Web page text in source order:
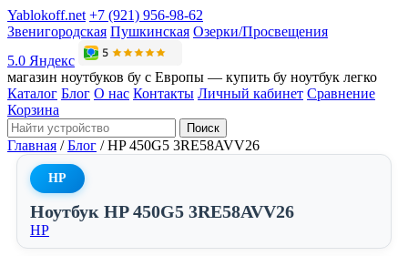
Yablokoff.net +7 (921) 956-98-62
Звенигородская Пушкинская Озерки/Просвещения
5.0 Яндекс
магазин ноутбуков бу с Европы — купить бу ноутбук легко
Каталог Блог О нас Контакты Личный кабинет Сравнение
Корзина
Поиск
Главная / Блог / HP 450G5 3RE58AVV26
HP
Ноутбук HP 450G5 3RE58AVV26
HP